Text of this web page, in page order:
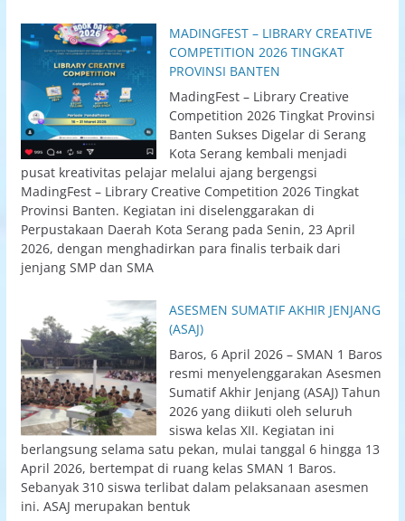
MADINGFEST – LIBRARY CREATIVE
COMPETITION 2026 TINGKAT
PROVINSI BANTEN
MadingFest – Library Creative
Competition 2026 Tingkat Provinsi
Banten Sukses Digelar di Serang
Kota Serang kembali menjadi
pusat kreativitas pelajar melalui ajang bergengsi
MadingFest – Library Creative Competition 2026 Tingkat
Provinsi Banten. Kegiatan ini diselenggarakan di
Perpustakaan Daerah Kota Serang pada Senin, 23 April
2026, dengan menghadirkan para finalis terbaik dari
jenjang SMP dan SMA
ASESMEN SUMATIF AKHIR JENJANG
(ASAJ)
Baros, 6 April 2026 – SMAN 1 Baros
resmi menyelenggarakan Asesmen
Sumatif Akhir Jenjang (ASAJ) Tahun
2026 yang diikuti oleh seluruh
siswa kelas XII. Kegiatan ini
berlangsung selama satu pekan, mulai tanggal 6 hingga 13
April 2026, bertempat di ruang kelas SMAN 1 Baros.
Sebanyak 310 siswa terlibat dalam pelaksanaan asesmen
ini. ASAJ merupakan bentuk